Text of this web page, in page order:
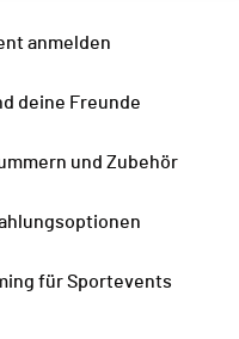
anmelden
deine Freunde
und Zubehör
für Sportevents